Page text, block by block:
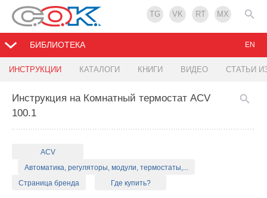
TG VK RT MX
БИБЛИОТЕКА
ИНСТРУКЦИИ КАТАЛОГИ КНИГИ ВИДЕО СТАТЬИ
EN
Инструкция на Комнатный термостат ACV
100.1
ACV
Автоматика, регуляторы, модули, термостаты,...
Страница бренда
Где купить?